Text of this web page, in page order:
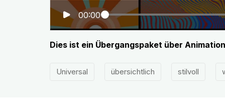
00:00
Dies ist ein Übergangspaket über
Universal übersichtlich stilvoll